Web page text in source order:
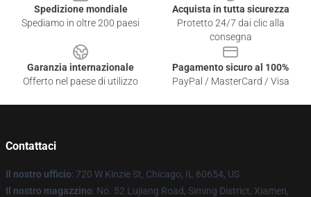
Spedizione mondiale
Spediamo in oltre 200 paesi
Acquista in tutta sicurezza
Protetto 24/7 dai clic alla
consegna
Garanzia internazionale
Offerto nel paese di utilizzo
Pagamento sicuro al 100%
PayPal / MasterCard / Visa
Contattaci
Il nostro ufficio: 720 W Kinzie St, Chicago, IL 60654, US
Il nostro magazzino: No. 52 Lujiang Road, Siming District, Xiamen,